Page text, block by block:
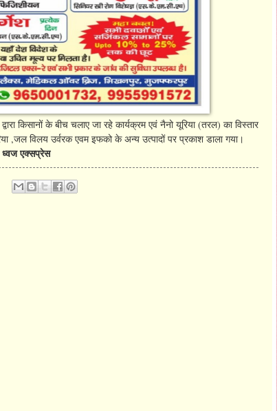
किसानों के बीच चलाए जा रहे कार्यक्रम एवं नैनो यूरिया (तरल) का विस्तार
,जल विलय उर्वरक एवम इफको के अन्य उत्पादों पर प्रकाश डाला गया।
ध्वज एक्सप्रेस